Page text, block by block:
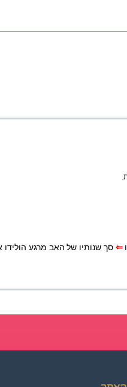
⇐ סך שנותיו של האב מרגע הולידו